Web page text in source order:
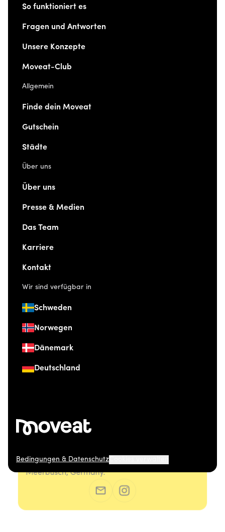
So funktioniert es
Fragen und Antworten
Unsere Konzepte
Moveat-Club
Allgemein
Finde dein Moveat
Gutschein
Städte
Über uns
Über uns
Presse & Medien
Das Team
Karriere
Kontakt
Wir sind verfügbar in
Schweden
Norwegen
Dänemark
Deutschland
Bedingungen & Datenschutz
© 2026 Moveat. Düsseldorfer Straße 41, 40667
Meerbusch, Germany.